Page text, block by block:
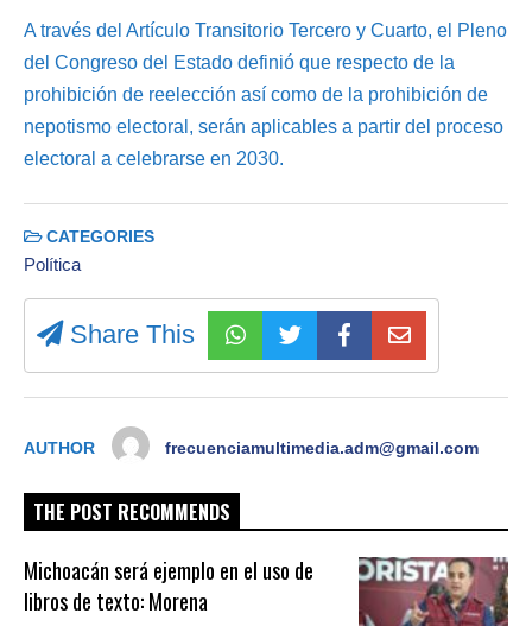
A través del Artículo Transitorio Tercero y Cuarto, el Pleno
del Congreso del Estado definió que respecto de la
prohibición de reelección así como de la prohibición de
nepotismo electoral, serán aplicables a partir del proceso
electoral a celebrarse en 2030.
CATEGORIES
Política
Share This
AUTHOR frecuenciamultimedia.adm@gmail.com
THE POST RECOMMENDS
Michoacán será ejemplo en el uso de
libros de texto: Morena